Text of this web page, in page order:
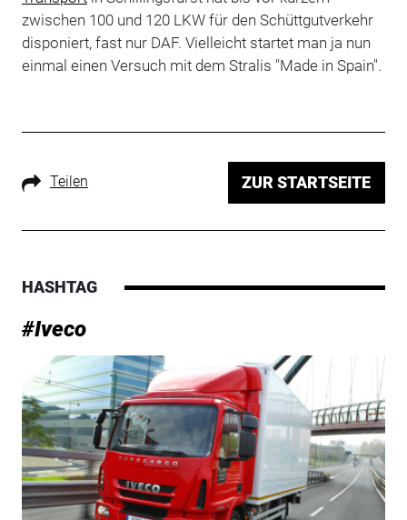
zwischen 100 und 120 LKW für den Schüttgutverkehr
disponiert, fast nur DAF. Vielleicht startet man ja nun
einmal einen Versuch mit dem Stralis "Made in Spain".
Teilen ZUR STARTSEITE
HASHTAG
#Iveco